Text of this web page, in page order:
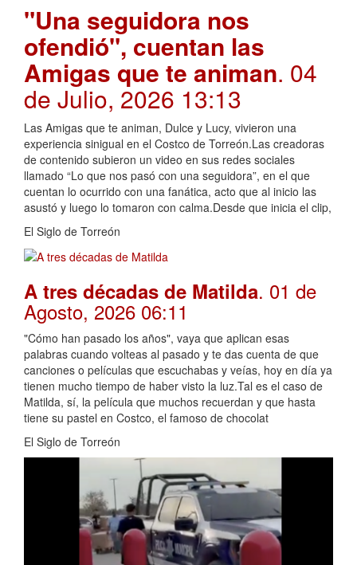
"Una seguidora nos
ofendió", cuentan las
Amigas que te animan. 04
de Julio, 2026 13:13
Las Amigas que te animan, Dulce y Lucy, vivieron una
experiencia sinigual en el Costco de Torreón.Las creadoras
de contenido subieron un video en sus redes sociales
llamado “Lo que nos pasó con una seguidora”, en el que
cuentan lo ocurrido con una fanática, acto que al inicio las
asustó y luego lo tomaron con calma.Desde que inicia el clip,
El Siglo de Torreón
A tres décadas de Matilda. 01 de
Agosto, 2026 06:11
"Cómo han pasado los años", vaya que aplican esas
palabras cuando volteas al pasado y te das cuenta de que
canciones o películas que escuchabas y veías, hoy en día ya
tienen mucho tiempo de haber visto la luz.Tal es el caso de
Matilda, sí, la película que muchos recuerdan y que hasta
tiene su pastel en Costco, el famoso de chocolat
El Siglo de Torreón